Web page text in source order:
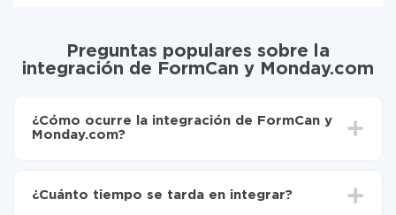
Preguntas populares sobre la
integración de FormCan y Monday.com
¿Cómo ocurre la integración de FormCan y
Monday.com?
Elija qué datos transferir de FormCan a
¿Cuánto tiempo se tarda en integrar?